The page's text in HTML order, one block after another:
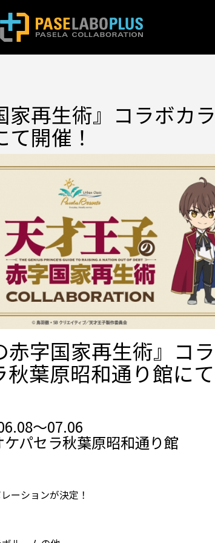
家再生術』コラボカ
開催！
赤字国家再生術』コ
秋葉原昭和通り館に
～07.06
パセラ秋葉原昭和通り館
ーションが決定！